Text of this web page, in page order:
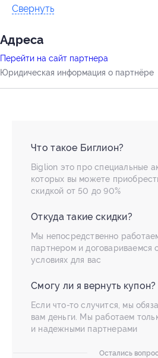
Свернуть
Адресa
Перейти на сайт партнера
Юридическая информация о партнёре
Что такое Биглион?
Biglion это про специальные
которых вы можете
скидкой от 50 до 90%
Откуда такие скидки?
Мы непосредственно
партнером и договариваемся
условиях для вас
Смогу ли я вернуть купон?
Если что-то случится, мы
вам деньги. Мы работаем
и надежными партнерами
Остались